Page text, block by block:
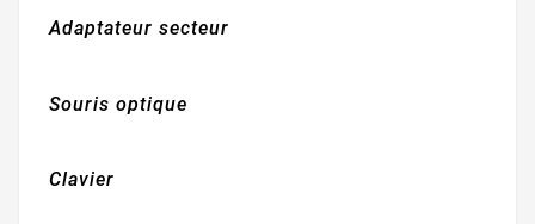
Adaptateur secteur
Souris optique
Clavier